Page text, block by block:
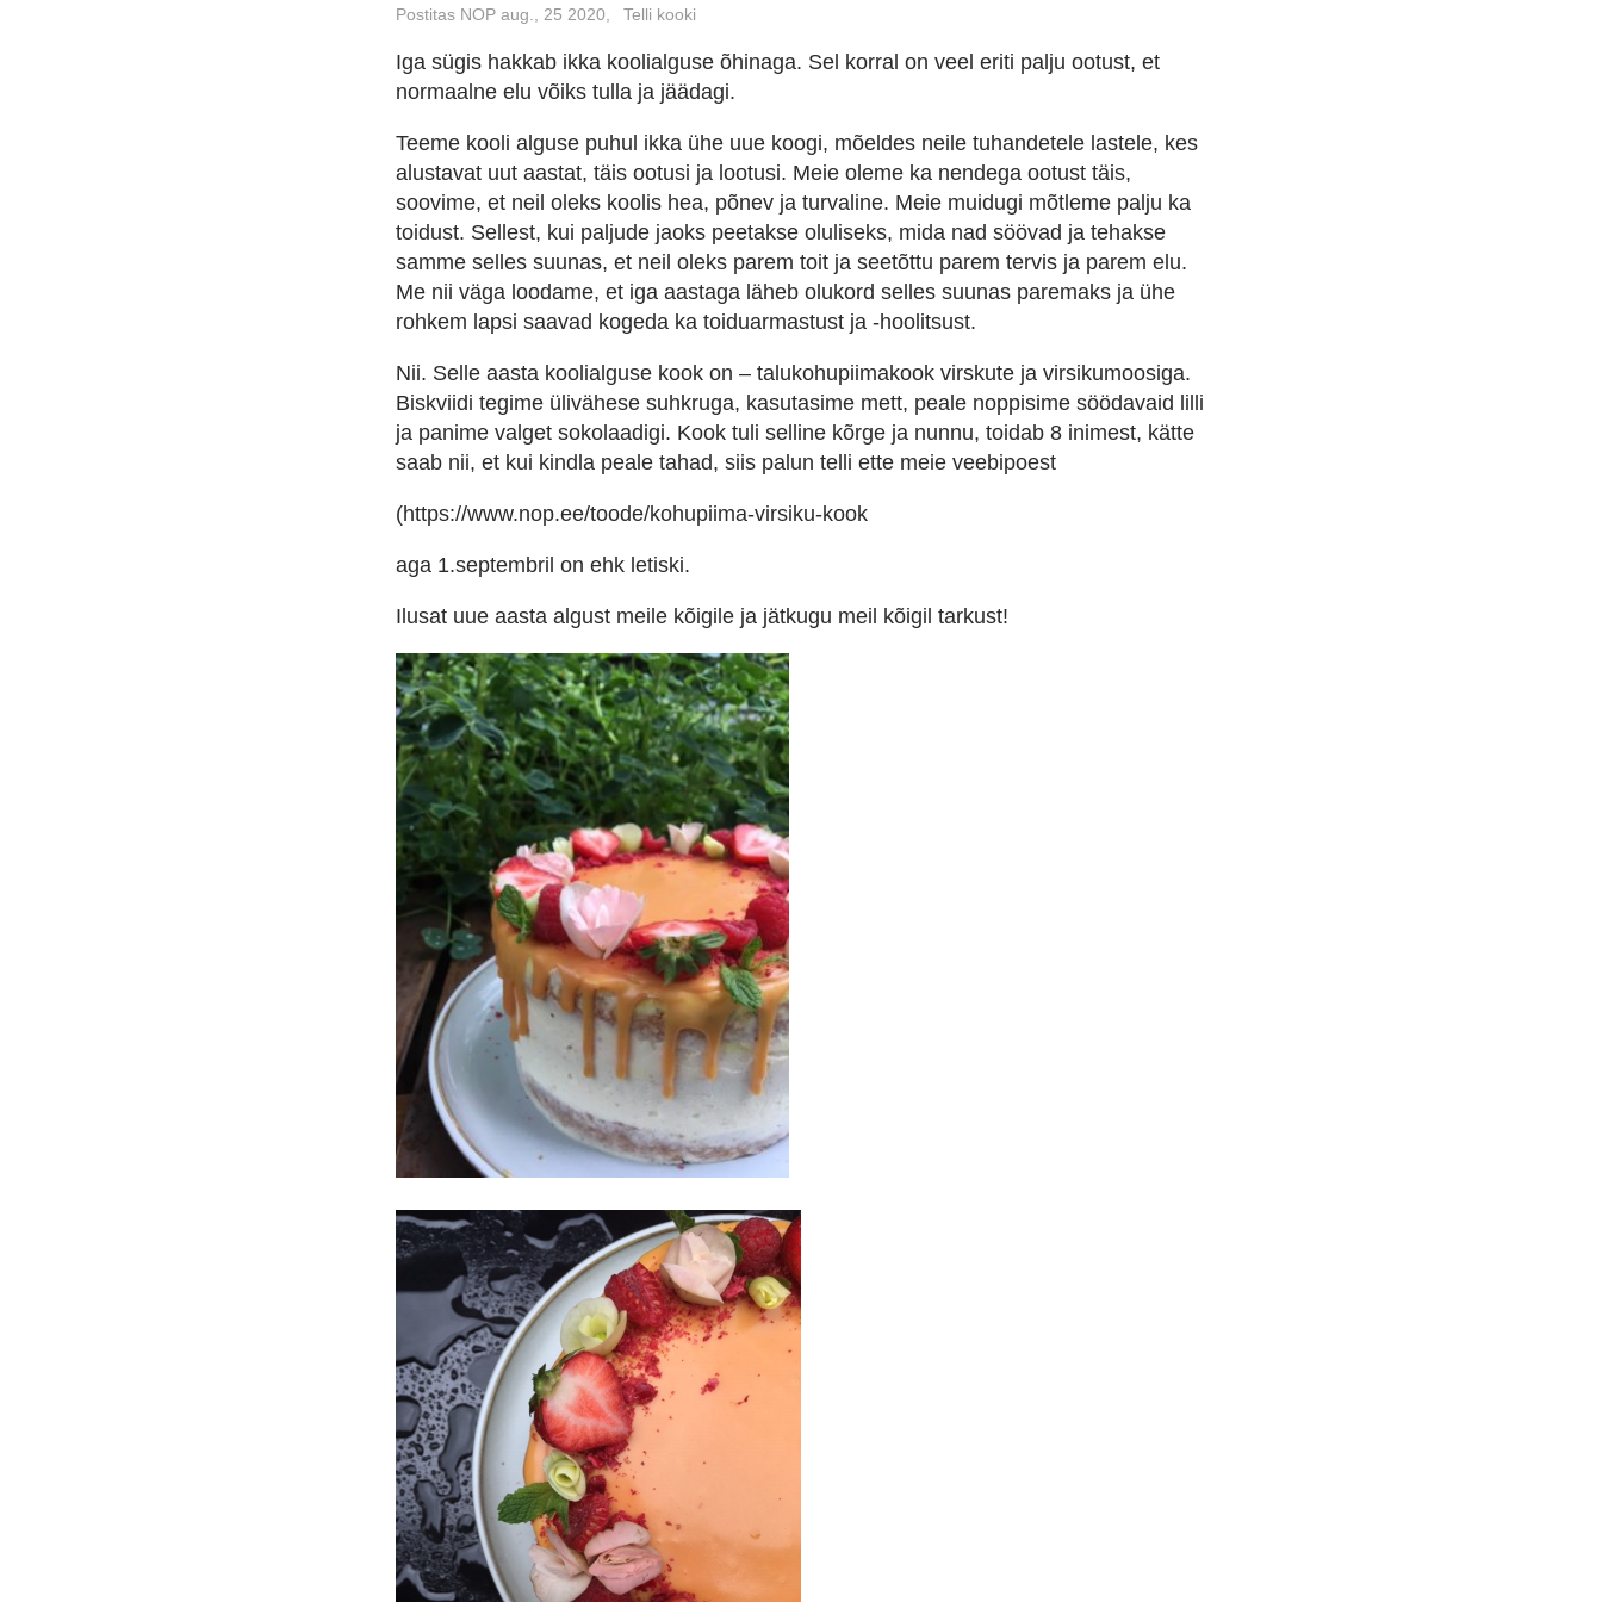
Postitas NOP aug., 25 2020, Telli kooki
Iga sügis hakkab ikka koolialguse õhinaga. Sel korral on veel eriti palju ootust, et
normaalne elu võiks tulla ja jäädagi.
Teeme kooli alguse puhul ikka ühe uue koogi, mõeldes neile tuhandetele lastele, kes
alustavat uut aastat, täis ootusi ja lootusi. Meie oleme ka nendega ootust täis,
soovime, et neil oleks koolis hea, põnev ja turvaline. Meie muidugi mõtleme palju ka
toidust. Sellest, kui paljude jaoks peetakse oluliseks, mida nad söövad ja tehakse
samme selles suunas, et neil oleks parem toit ja seetõttu parem tervis ja parem elu.
Me nii väga loodame, et iga aastaga läheb olukord selles suunas paremaks ja ühe
rohkem lapsi saavad kogeda ka toiduarmastust ja -hoolitsust.
Nii. Selle aasta koolialguse kook on – talukohupiimakook virskute ja virsikumoosiga.
Biskviidi tegime ülivähese suhkruga, kasutasime mett, peale noppisime söödavaid lilli
ja panime valget sokolaadigi. Kook tuli selline kõrge ja nunnu, toidab 8 inimest, kätte
saab nii, et kui kindla peale tahad, siis palun telli ette meie veebipoest
(https://www.nop.ee/toode/kohupiima-virsiku-kook
aga 1.septembril on ehk letiski.
Ilusat uue aasta algust meile kõigile ja jätkugu meil kõigil tarkust!